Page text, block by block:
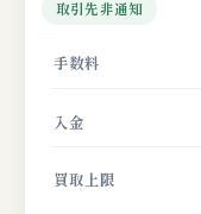
取引先非通知
手数料
入金
買取上限